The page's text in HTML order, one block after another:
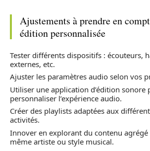
Ajustements à prendre en
édition personnalisée
Tester différents dispositifs : écouteurs,
externes, etc.
Ajuster les paramètres audio selon vos
Utiliser une application d’édition sonore
personnaliser l’expérience audio.
Créer des playlists adaptées aux
activités.
Innover en explorant du contenu agrégé
même artiste ou style musical.